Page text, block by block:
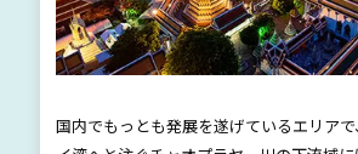
国内でもっとも発展を遂げているエリア